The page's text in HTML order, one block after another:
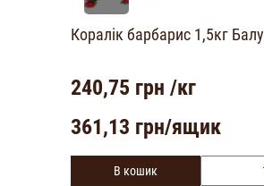
Коралік барбарис 1,5кг Балу
240,75 грн /кг
361,13 грн/ящик
В кошик